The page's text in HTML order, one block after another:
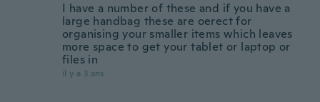
I have a number of these and if you have a
large handbag these are oerect for
organising your smaller items which leaves
more space to get your tablet or laptop or
files in
il y a 3 ans